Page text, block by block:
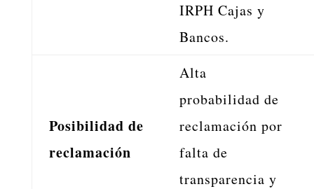
IRPH Cajas y
Bancos.
Posibilidad de
reclamación
Alta
probabilidad de
reclamación por
falta de
transparencia y